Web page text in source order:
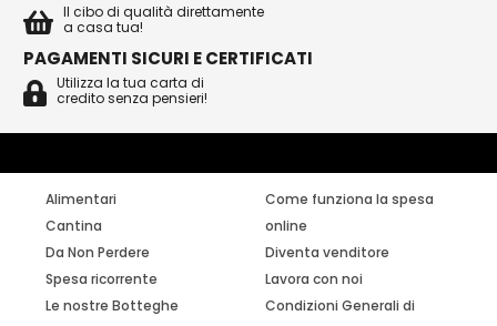
Il cibo di qualità direttamente
a casa tua!
PAGAMENTI SICURI E CERTIFICATI
Utilizza la tua carta di
credito senza pensieri!
Alimentari
Cantina
Da Non Perdere
Spesa ricorrente
Le nostre Botteghe
Come funziona la spesa
online
Diventa venditore
Lavora con noi
Condizioni Generali di